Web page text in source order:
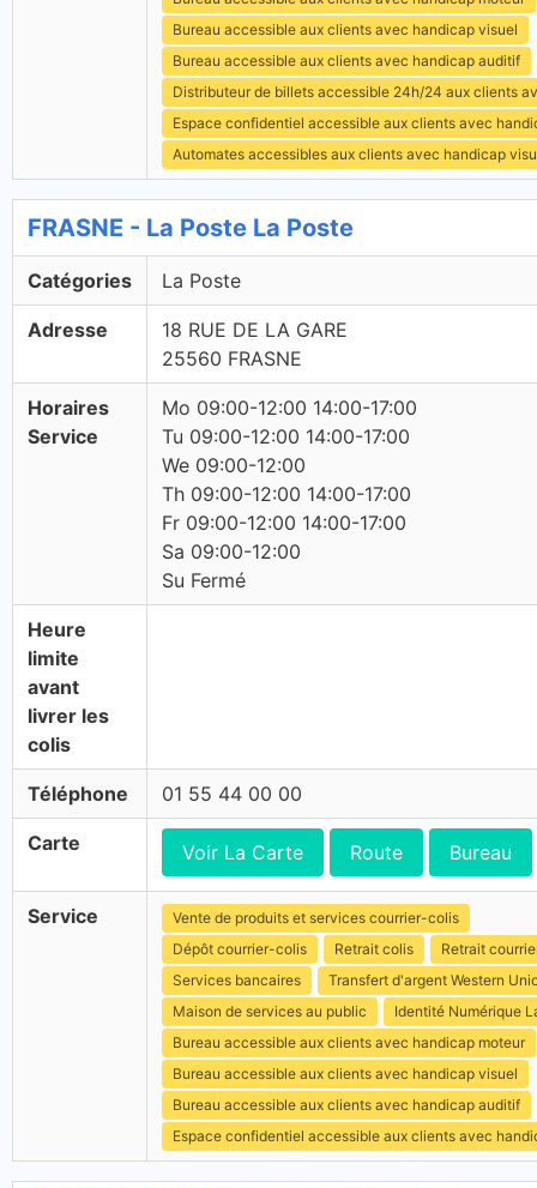
Bureau accessible aux clients avec handicap visuel
Bureau accessible aux clients avec handicap auditif
Distributeur de billets accessible 24h/24 aux clients
Espace confidentiel accessible aux clients avec
Automates accessibles aux clients avec handicap
FRASNE - La Poste La Poste
Catégories La Poste
Adresse
18 RUE DE LA GARE
25560 FRASNE
Horaires
Service
Mo 09:00-12:00 14:00-17:00
Tu 09:00-12:00 14:00-17:00
We 09:00-12:00
Th 09:00-12:00 14:00-17:00
Fr 09:00-12:00 14:00-17:00
Sa 09:00-12:00
Su Fermé
Heure
limite
avant
livrer les
colis
Téléphone 01 55 44 00 00
Carte Voir La Carte Route Bureau
Service
Vente de produits et services courrier-colis
Dépôt courrier-colis
Retrait colis
Retrait
Services bancaires
Transfert d'argent Western
Maison de services au public
Identité Numérique
Bureau accessible aux clients avec handicap moteur
Bureau accessible aux clients avec handicap visuel
Bureau accessible aux clients avec handicap auditif
Espace confidentiel accessible aux clients avec